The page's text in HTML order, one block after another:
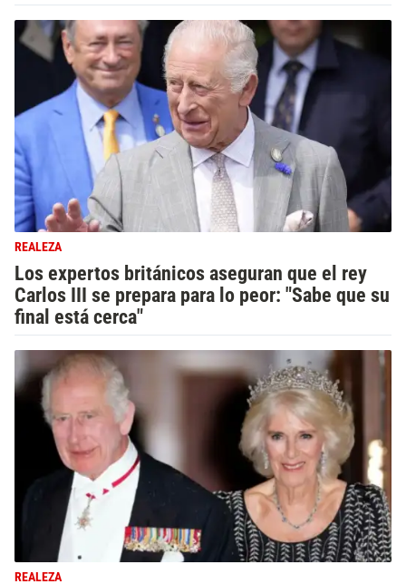
REALEZA
Los expertos británicos aseguran que el rey
Carlos III se prepara para lo peor: "Sabe que su
final está cerca"
REALEZA